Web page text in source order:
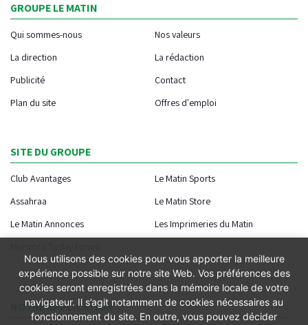
GROUPE LE MATIN
Qui sommes-nous
Nos valeurs
La direction
La rédaction
Publicité
Contact
Plan du site
Offres d'emploi
SITE DU GROUPE
Club Avantages
Le Matin Sports
Assahraa
Le Matin Store
Le Matin Annonces
Les Imprimeries du Matin
NOTRE APPLICATION
Nous utilisons des cookies pour vous apporter la meilleure
expérience possible sur notre site Web. Vos préférences des
cookies seront enregistrées dans la mémoire locale de votre
navigateur. Il s’agit notamment de cookies nécessaires au
fonctionnement du site. En outre, vous pouvez décider